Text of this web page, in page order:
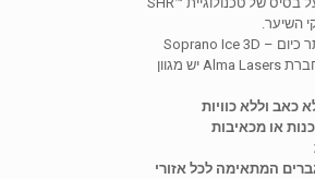
השיער.
למכשיר המתקדם ביותר כיום – Soprano Ice 3D
Laser, שפותח על ידי חברת Alma Lasers יש מגוון
כאב וללא כוויות
או מכאיבות
המתאימה לכל אזורי